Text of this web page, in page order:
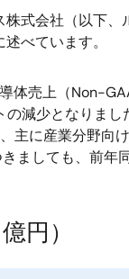
式会社（以下、
べています。
体売上（Non-
減少となりまし
主に産業分野向
ましても、前年
円）